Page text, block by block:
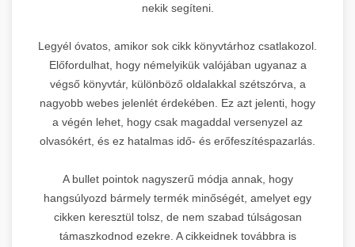
nekik segíteni.
Legyél óvatos, amikor sok cikk könyvtárhoz csatlakozol.
Előfordulhat, hogy némelyikük valójában ugyanaz a
végső könyvtár, különböző oldalakkal szétszórva, a
nagyobb webes jelenlét érdekében. Ez azt jelenti, hogy
a végén lehet, hogy csak magaddal versenyzel az
olvasókért, és ez hatalmas idő- és erőfeszítéspazarlás.
A bullet pointok nagyszerű módja annak, hogy
hangsúlyozd bármely termék minőségét, amelyet egy
cikken keresztül tolsz, de nem szabad túlságosan
támaszkodnod ezekre. A cikkeidnek továbbra is